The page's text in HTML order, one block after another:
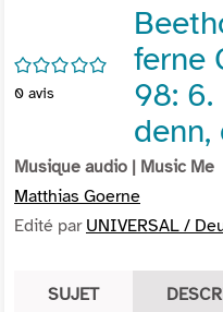
/5
0 avis
ferne
98:
Musique audio | Music Me
Matthias Goerne
Edité par UNIVERSAL /
SUJET